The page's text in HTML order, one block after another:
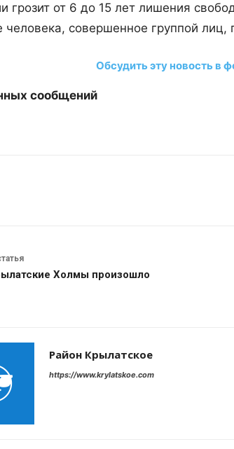
грозит от 6 до 15 лет лишения
человека, совершенное группой лиц,
Обсудить эту новость в
сообщений
Холмы произошло
Район Крылатское
https://www.krylatskoe.com